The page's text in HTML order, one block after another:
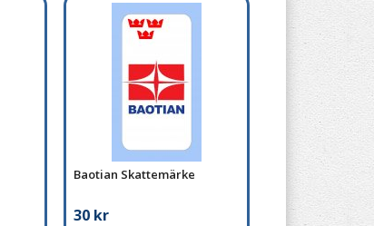
Baotian Skattemärke
30 kr